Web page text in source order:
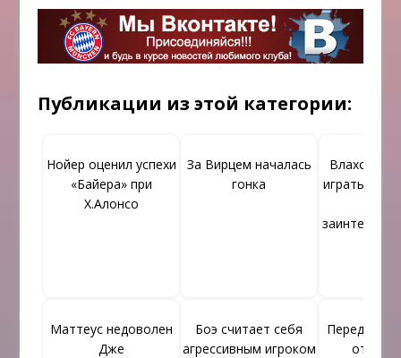
Публикации из этой категории:
Нойер оценил успехи
«Байера» при
Х.Алонсо
За Вирцем началась
гонка
Влахович
играть в
Маттеус недоволен
Дже
Боэ считает себя
агрессивным игроком
Перед
отеля